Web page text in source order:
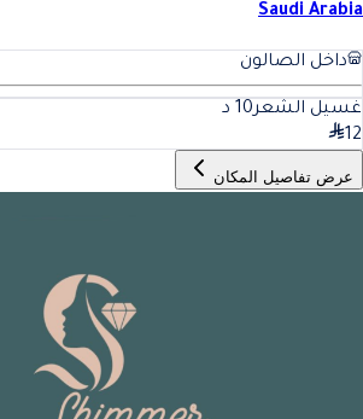
Saudi Arabia
داخل الصالون
غسيل الشعر10 د
12
عرض تفاصيل المكان